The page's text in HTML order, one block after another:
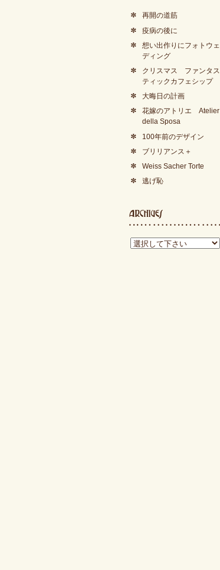
再開の道筋
疫病の後に
想い出作りにフォトウェ
ディング
クリスマス ファンタス
ティックカフェシップ
大晦日の計画
花嫁のアトリエ Atelier
della Sposa
100年前のデザイン
ブリリアンス＋
Weiss Sacher Torte
逃げ恥